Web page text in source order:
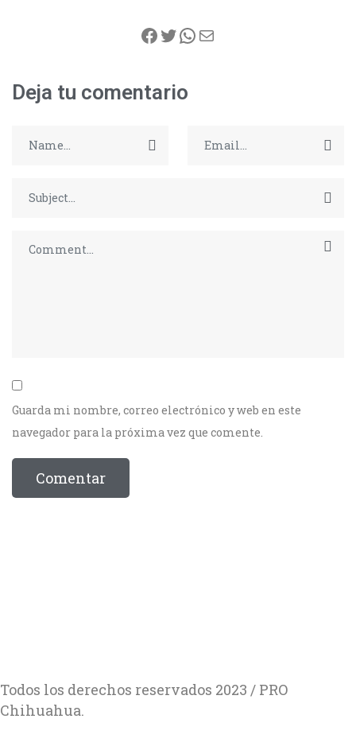
Deja tu comentario
Guarda mi nombre, correo electrónico y web en este
navegador para la próxima vez que comente.
Todos los derechos reservados 2023 / PRO
Chihuahua.